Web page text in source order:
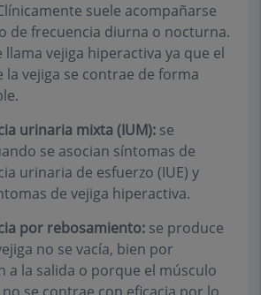
suele acompañarse
de frecuencia diurna o nocturna.
llama vejiga hiperactiva ya que el
la vejiga se contrae de forma
urinaria mixta (IUM): se
se asocian síntomas de
urinaria de esfuerzo (IUE) y
de vejiga hiperactiva.
por rebosamiento: se produce
no se vacía, bien por
a la salida o porque el músculo